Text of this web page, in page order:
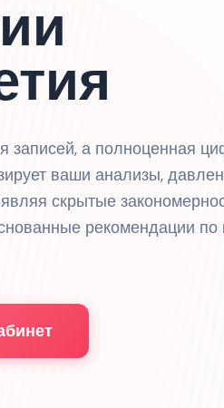
записей, а полноценная
ваши анализы,
скрытые
рекомендации по